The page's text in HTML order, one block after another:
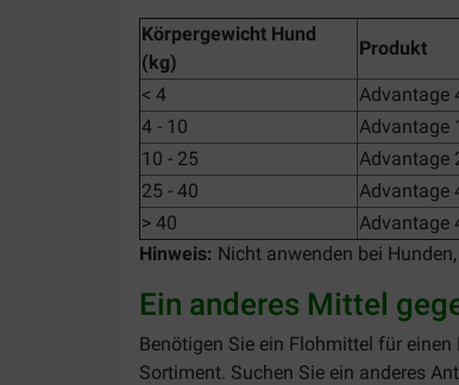
Körpergewicht Hund
(kg)
Produkt
< 4
Advantage
4 - 10
Advantage
10 - 25
Advantage
25 - 40
Advantage
> 40
Advantage
Hinweis: Nicht anwenden bei
Ein anderes Mittel
Benötigen Sie ein Flohmittel für
Sortiment. Suchen Sie ein anderes